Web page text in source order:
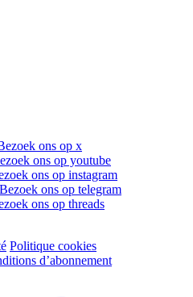
ons op x
ons op youtube
ons op instagram
Bezoek ons op telegram
ons op threads
Politique cookies
d’abonnement